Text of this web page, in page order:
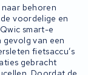
behoren
voordelige en
smart-e
van een
fietsaccu’s
gebracht